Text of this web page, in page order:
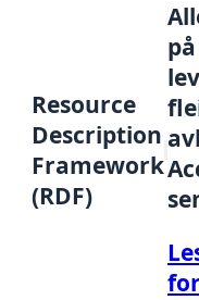
Resource
Description
Framework
(RDF)